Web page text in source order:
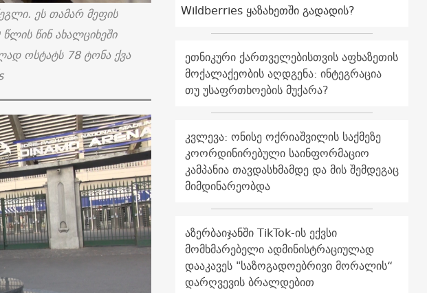
ეს თამარ მეფის
წინ ახალციხეში
ოსტატს 78 ტონა ქვა
Wildberries ყაზახეთში გადადის?
ეთნიკური ქართველებისთვის აფხაზეთის
მოქალაქეობის აღდგენა: ინტეგრაცია
თუ უსაფრთხოების მუქარა?
კვლევა: ონისე ოქრიაშვილის საქმეზე
კოორდინირებული საინფორმაციო
კამპანია თავდასხმამდე და მის შემდეგაც
მიმდინარეობდა
აზერბაიჯანში TikTok-ის ექვსი
მომხმარებელი ადმინისტრაციულად
დააკავეს "საზოგადოებრივი მორალის“
დარღვევის ბრალდებით